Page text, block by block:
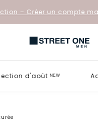
– Créer un compte
d'août ᴺᴱᵂ